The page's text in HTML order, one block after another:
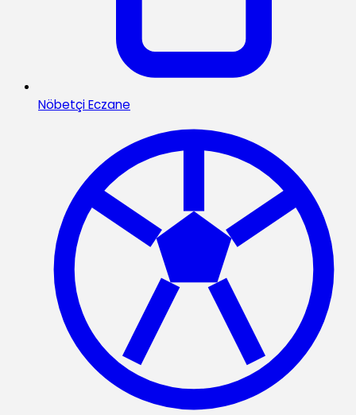
Nöbetçi Eczane